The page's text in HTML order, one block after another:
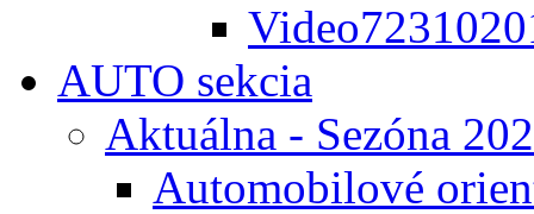
AUTO sekcia
Aktuálna - Sezóna
Automobilové